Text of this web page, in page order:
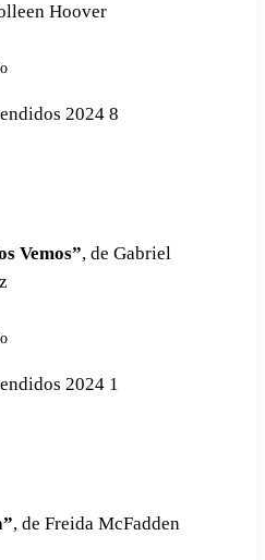
Hoover
Vemos”, de Gabriel
, de Freida McFadden